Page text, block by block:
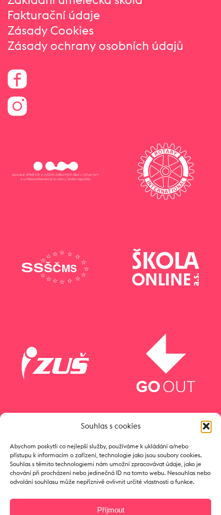
Souhlas s cookies
Abychom poskytli co nejlepší služby, používáme k ukládání a/nebo
přístupu k informacím o zařízení, technologie jako jsou soubory cookies.
Souhlas s těmito technologiemi nám umožní zpracovávat údaje, jako je
chování při procházení nebo jedinečná ID na tomto webu. Nesouhlas nebo
odvolání souhlasu může nepříznivě ovlivnit určité vlastnosti a funkce.
Příjmout
Fakturační údaje
Zásady Cookies
Zásady ochrany osobních údajů